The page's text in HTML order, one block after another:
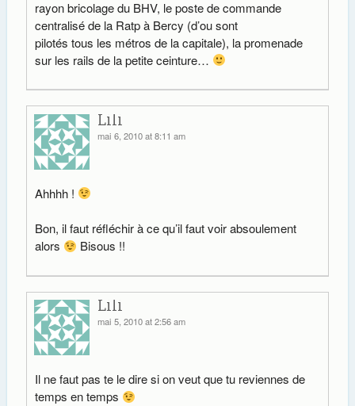
rayon bricolage du BHV, le poste de commande
centralisé de la Ratp à Bercy (d’ou sont
pilotés tous les métros de la capitale), la promenade
sur les rails de la petite ceinture…
Lili
mai 6, 2010 at 8:11 am
Ahhhh !
Bon, il faut réfléchir à ce qu’il faut voir absoulement
alors
Bisous !!
Lili
mai 5, 2010 at 2:56 am
Il ne faut pas te le dire si on veut que tu reviennes de
temps en temps